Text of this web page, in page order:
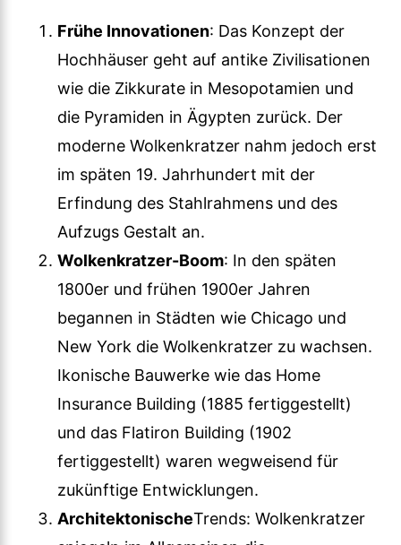
Frühe Innovationen: Das Konzept der
Hochhäuser geht auf antike Zivilisationen
wie die Zikkurate in Mesopotamien und
die Pyramiden in Ägypten zurück. Der
moderne Wolkenkratzer nahm jedoch erst
im späten 19. Jahrhundert mit der
Erfindung des Stahlrahmens und des
Aufzugs Gestalt an.
Wolkenkratzer-Boom: In den späten
1800er und frühen 1900er Jahren
begannen in Städten wie Chicago und
New York die Wolkenkratzer zu wachsen.
Ikonische Bauwerke wie das Home
Insurance Building (1885 fertiggestellt)
und das Flatiron Building (1902
fertiggestellt) waren wegweisend für
zukünftige Entwicklungen.
ArchitektonischeTrends: Wolkenkratzer